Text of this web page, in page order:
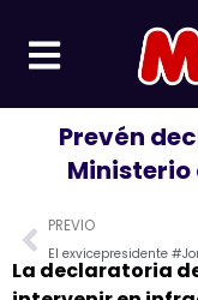
contenido
Prevén
Ministerio
Prev
PREVIO
La declaratoria